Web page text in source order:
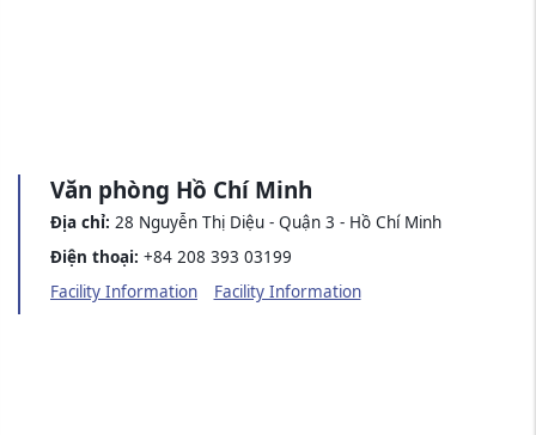
Văn phòng Hồ Chí Minh
Địa chỉ: 28 Nguyễn Thị Diệu - Quận 3 - Hồ Chí Minh
Điện thoại: +84 208 393 03199
Facility Information
Facility Information